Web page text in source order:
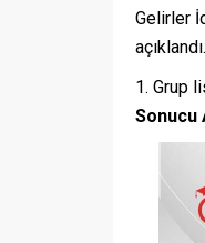
Gelirler
açıklandı.
1. Grup
Sonucu